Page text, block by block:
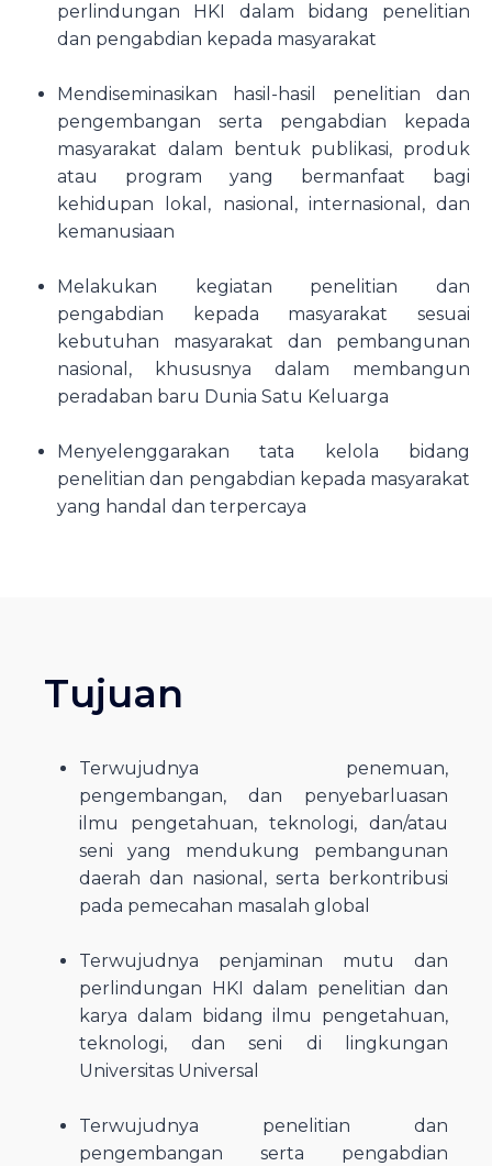
perlindungan HKI dalam bidang penelitian
dan pengabdian kepada masyarakat
Mendiseminasikan hasil-hasil penelitian dan
pengembangan serta pengabdian kepada
masyarakat dalam bentuk publikasi, produk
atau program yang bermanfaat bagi
kehidupan lokal, nasional, internasional, dan
kemanusiaan
Melakukan kegiatan penelitian dan
pengabdian kepada masyarakat sesuai
kebutuhan masyarakat dan pembangunan
nasional, khususnya dalam membangun
peradaban baru Dunia Satu Keluarga
Menyelenggarakan tata kelola bidang
penelitian dan pengabdian kepada masyarakat
yang handal dan terpercaya
Tujuan
Terwujudnya penemuan,
pengembangan, dan penyebarluasan
ilmu pengetahuan, teknologi, dan/atau
seni yang mendukung pembangunan
daerah dan nasional, serta berkontribusi
pada pemecahan masalah global
Terwujudnya penjaminan mutu dan
perlindungan HKI dalam penelitian dan
karya dalam bidang ilmu pengetahuan,
teknologi, dan seni di lingkungan
Universitas Universal
Terwujudnya penelitian dan
pengembangan serta pengabdian